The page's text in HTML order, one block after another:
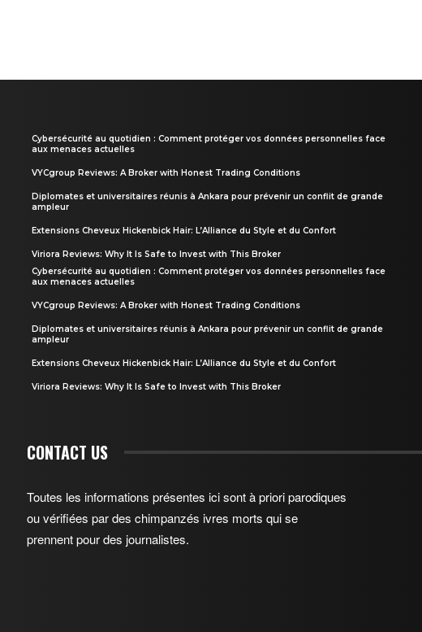
Cybersécurité au quotidien : Comment protéger vos données personnelles face
aux menaces actuelles
VYCgroup Reviews: A Broker with Honest Trading Conditions
Diplomates et universitaires réunis à Ankara pour prévenir un conflit de grande
ampleur
Extensions Cheveux Hickenbick Hair: L’Alliance du Style et du Confort
Viriora Reviews: Why It Is Safe to Invest with This Broker
Cybersécurité au quotidien : Comment protéger vos données personnelles face
aux menaces actuelles
VYCgroup Reviews: A Broker with Honest Trading Conditions
Diplomates et universitaires réunis à Ankara pour prévenir un conflit de grande
ampleur
Extensions Cheveux Hickenbick Hair: L’Alliance du Style et du Confort
Viriora Reviews: Why It Is Safe to Invest with This Broker
CONTACT US
Toutes les informations présentes ici sont à priori parodiques
ou vérifiées par des chimpanzés ivres morts qui se
prennent pour des journalistes.